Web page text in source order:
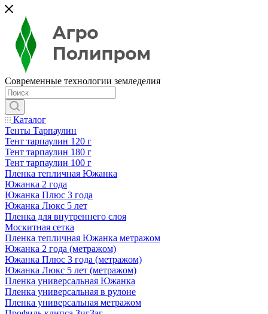
Современные технологии земледелия
Каталог
Тенты Тарпаулин
Тент тарпаулин 120 г
Тент тарпаулин 180 г
Тент тарпаулин 100 г
Пленка тепличная Южанка
Южанка 2 года
Южанка Плюс 3 года
Южанка Люкс 5 лет
Пленка для внутреннего слоя
Москитная сетка
Пленка тепличная Южанка метражом
Южанка 2 года (метражом)
Южанка Плюс 3 года (метражом)
Южанка Люкс 5 лет (метражом)
Пленка универсальная Южанка
Пленка универсальная в рулоне
Пленка универсальная метражом